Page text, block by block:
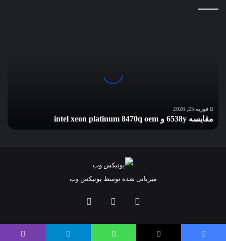
فوریه 25, 2026
مقایسه 6538y و intel xeon platinum 8470q oem
میزبانی شده توسط یونیکس وب
لینکداین تلگرام